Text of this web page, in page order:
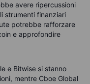
avere ripercussioni
strumenti finanziari
potrebbe rafforzare
e approfondire
e Bitwise si stanno
mentre Cboe Global